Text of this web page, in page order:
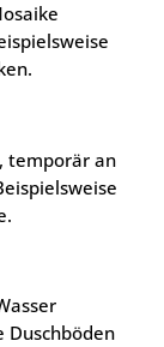
temporär an
Duschböden